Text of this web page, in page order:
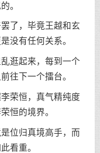
。
了，毕竟王越和玄
没有任何关系。
逛起来，每到一个
往下一个擂台。
荣恒，真气精纯度
恒的境界。
位归真境高手，而
看重。